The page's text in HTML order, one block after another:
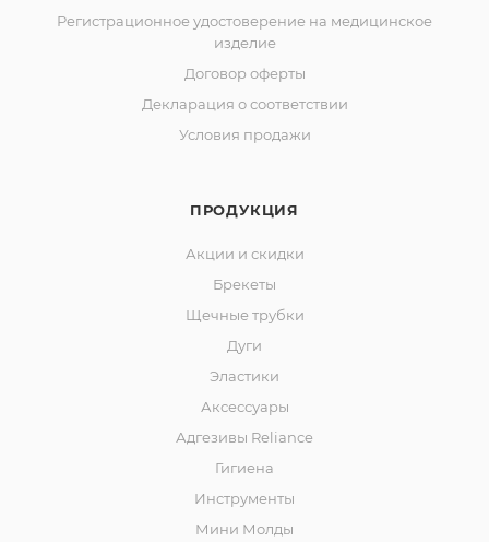
Регистрационное удостоверение на медицинское
изделие
Договор оферты
Декларация о соответствии
Условия продажи
ПРОДУКЦИЯ
Акции и скидки
Брекеты
Щечные трубки
Дуги
Эластики
Аксессуары
Адгезивы Reliance
Гигиена
Инструменты
Мини Молды